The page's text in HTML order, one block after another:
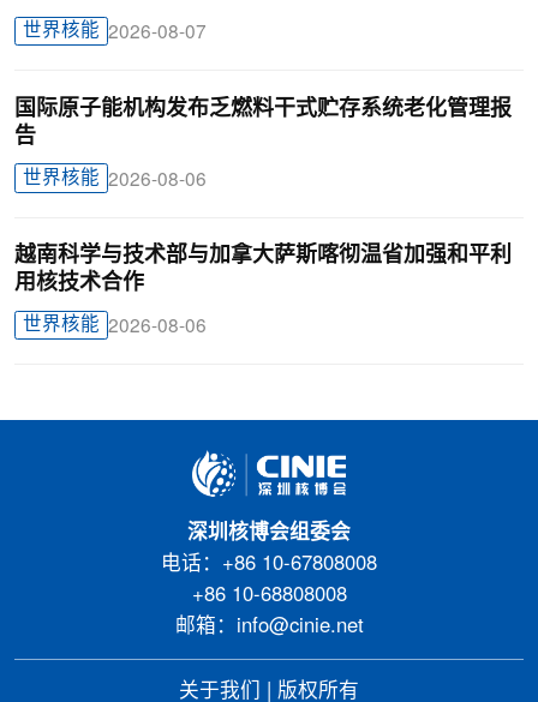
世界核能 2026-08-07
国际原子能机构发布乏燃料干式贮存系统老化管理报
告
世界核能 2026-08-06
越南科学与技术部与加拿大萨斯喀彻温省加强和平利
用核技术合作
世界核能 2026-08-06
深圳核博会组委会
电话：+86 10-67808008
+86 10-68808008
邮箱：info@cinie.net
关于我们 版权所有